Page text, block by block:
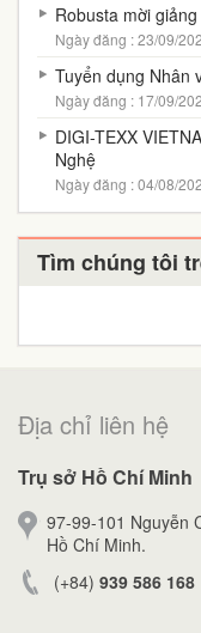
Robusta mời
Ngày đăng : 23/09/
Tuyển dụng Nhân
Ngày đăng : 17/09/
DIGI-TEXX
Nghệ
Ngày đăng : 04/08/
Tìm chúng tôi
Địa chỉ liên hệ
Trụ sở Hồ Chí Minh
97-99-101 Nguyễn
Hồ Chí Minh.
(+84) 939 586 168